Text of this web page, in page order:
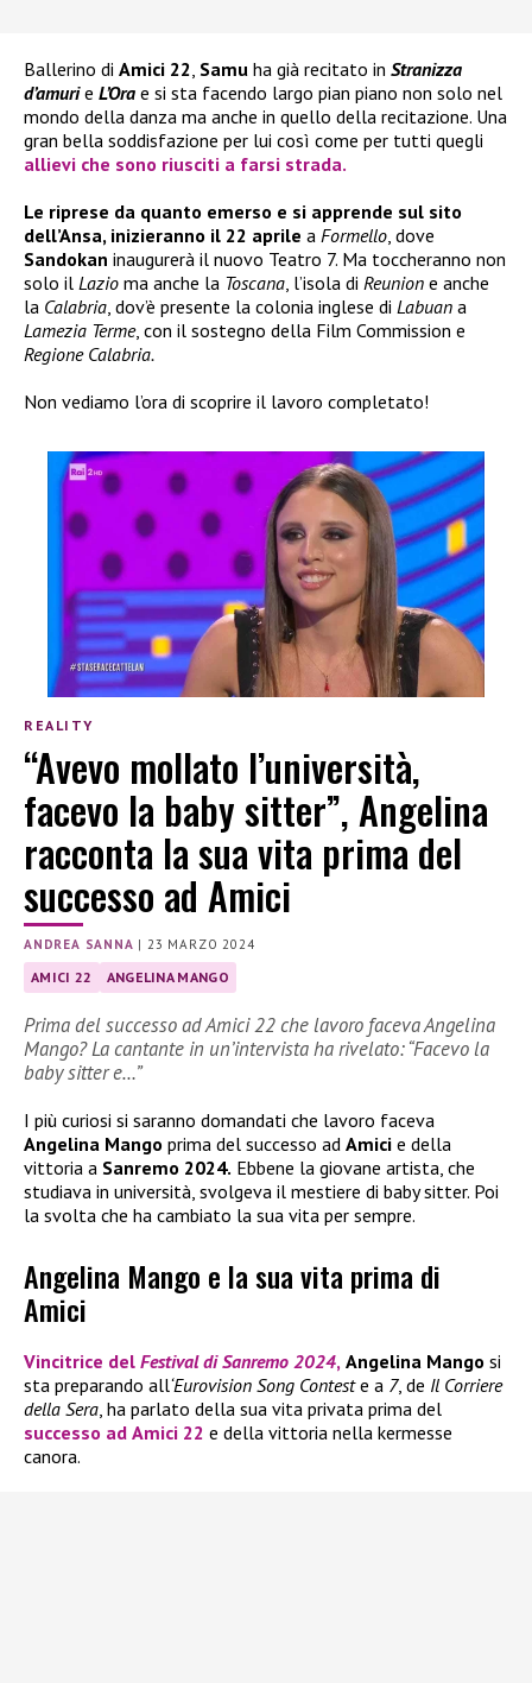
Ballerino di Amici 22, Samu ha già recitato in Stranizza
d’amurie L’Ora e si sta facendo largo pian piano non solo nel
mondo della danza ma anche in quello della recitazione. Una
gran bella soddisfazione per lui così come per tutti quegli
allievi che sono riusciti a farsi strada.
Le riprese da quanto emerso e si apprende sul sito
dell’Ansa, inizieranno il 22 aprile a Formello, dove
Sandokan inaugurerà il nuovo Teatro 7. Ma toccheranno non
solo il Lazio ma anche la Toscana, l’isola di Reunion e anche
la Calabria, dov’è presente la colonia inglese di Labuan a
Lamezia Terme, con il sostegno della Film Commission e
Regione Calabria.
Non vediamo l’ora di scoprire il lavoro completato!
REALITY
“Avevo mollato l’università,
facevo la baby sitter”, Angelina
racconta la sua vita prima del
successo ad Amici
ANDREA SANNA |23 MARZO 2024
AMICI 22 ANGELINA MANGO
Prima del successo ad Amici 22 che lavoro faceva Angelina
Mango? La cantante in un’intervista ha rivelato: “Facevo la
baby sitter e…”
I più curiosi si saranno domandati che lavoro faceva
Angelina Mango prima del successo ad Amici e della
vittoria a Sanremo 2024. Ebbene la giovane artista, che
studiava in università, svolgeva il mestiere di baby sitter. Poi
la svolta che ha cambiato la sua vita per sempre.
Angelina Mango e la sua vita prima di
Amici
Vincitrice del Festival di Sanremo 2024, Angelina Mango si
sta preparando all‘Eurovision Song Conteste a 7, de Il Corriere
della Sera , ha parlato della sua vita privata prima del
successo ad Amici 22 e della vittoria nella kermesse
canora.